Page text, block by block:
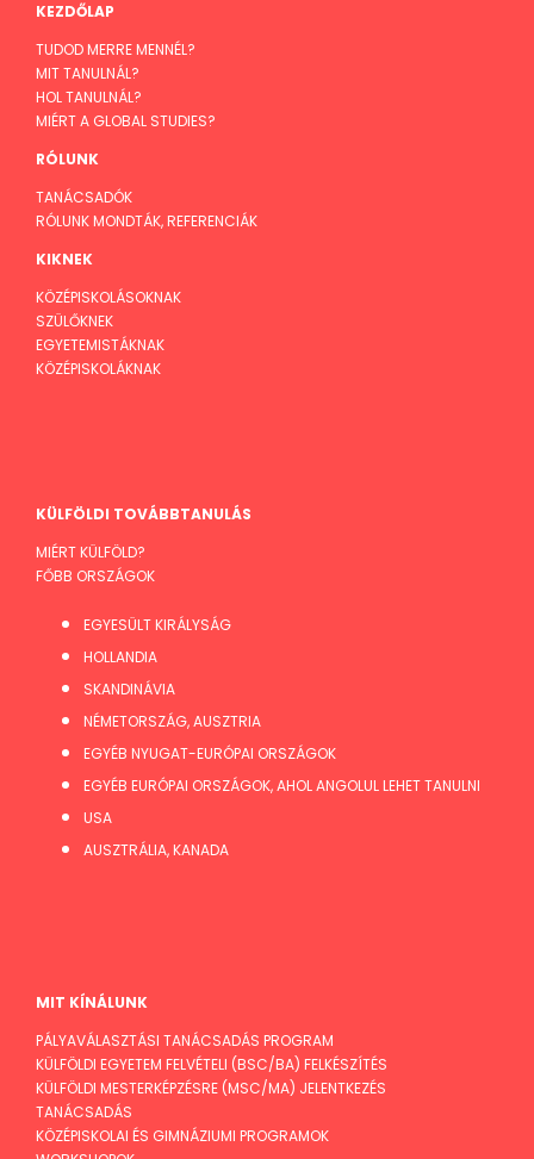
KEZDŐLAP
TUDOD MERRE MENNÉL?
MIT TANULNÁL?
HOL TANULNÁL?
MIÉRT A GLOBAL STUDIES?
RÓLUNK
TANÁCSADÓK
RÓLUNK MONDTÁK, REFERENCIÁK
KIKNEK
KÖZÉPISKOLÁSOKNAK
SZÜLŐKNEK
EGYETEMISTÁKNAK
KÖZÉPISKOLÁKNAK
KÜLFÖLDI TOVÁBBTANULÁS
MIÉRT KÜLFÖLD?
FŐBB ORSZÁGOK
EGYESÜLT KIRÁLYSÁG
HOLLANDIA
SKANDINÁVIA
NÉMETORSZÁG, AUSZTRIA
EGYÉB NYUGAT-EURÓPAI ORSZÁGOK
EGYÉB EURÓPAI ORSZÁGOK, AHOL ANGOLUL LEHET TANULNI
USA
AUSZTRÁLIA, KANADA
MIT KÍNÁLUNK
PÁLYAVÁLASZTÁSI TANÁCSADÁS PROGRAM
KÜLFÖLDI EGYETEM FELVÉTELI (BSC/BA) FELKÉSZÍTÉS
KÜLFÖLDI MESTERKÉPZÉSRE (MSC/MA) JELENTKEZÉS
TANÁCSADÁS
KÖZÉPISKOLAI ÉS GIMNÁZIUMI PROGRAMOK